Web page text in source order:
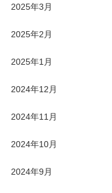
2025年3月
2025年2月
2025年1月
2024年12月
2024年11月
2024年10月
2024年9月